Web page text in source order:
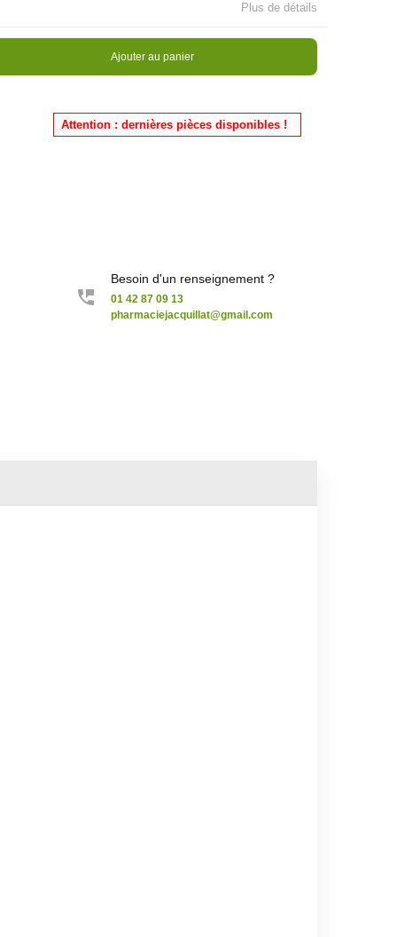
Plus de détails
Ajouter au panier
Attention : dernières pièces disponibles !
Besoin d'un renseignement ?
01 42 87 09 13
pharmaciejacquillat@gmail.com